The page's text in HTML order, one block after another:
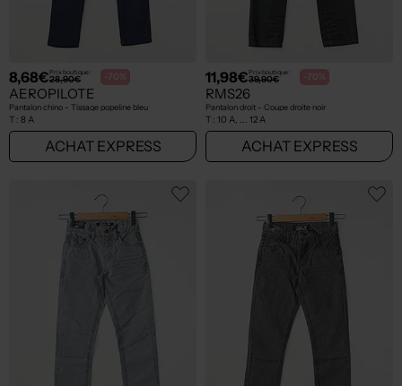
8,68€Prix boutique :
28,90€ -70%
AEROPILOTE
Pantalon chino - Tissage popeline bleu
T : 8 A
ACHAT EXPRESS
11,98€Prix boutique :
39,90€ -70%
RMS26
Pantalon droit - Coupe droite noir
T : 10 A, ... 12 A
ACHAT EXPRESS